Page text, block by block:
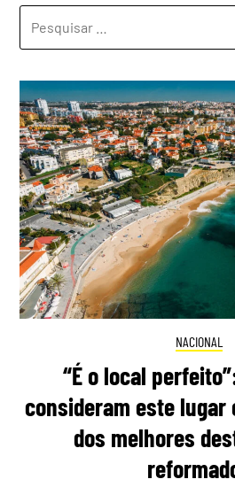
POR:
NACIONAL
“É o local
consideram este lugar
dos melhores